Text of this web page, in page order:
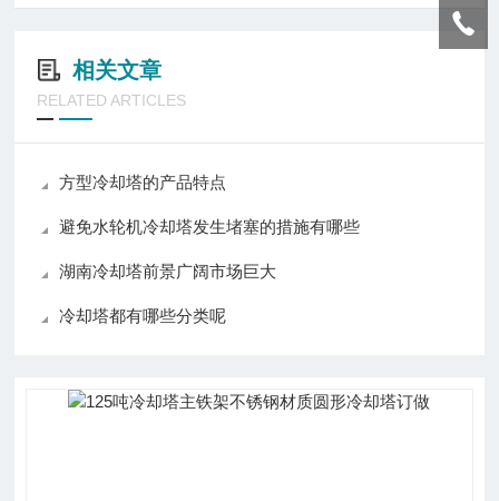
相关文章
RELATED ARTICLES
方型冷却塔的产品特点
避免水轮机冷却塔发生堵塞的措施有哪些
湖南冷却塔前景广阔市场巨大
冷却塔都有哪些分类呢